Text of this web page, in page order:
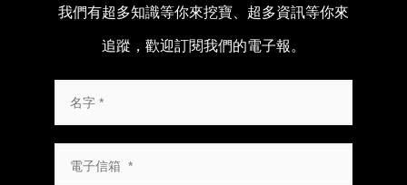
我們有超多知識等你來挖寶、超多資訊等你來
追蹤，歡迎訂閱我們的電子報。